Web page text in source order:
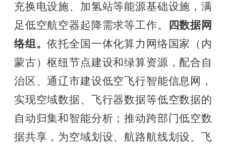
充换电设施、加氢站等能源基础设施，满
足低空航空器起降需求等工作。
四数据网
络组。依托全国一体化算力网络国家（内
蒙古）枢纽节点建设和绿算资源，配合自
治区、通辽市建设低空飞行智能信息网，
实现空域数据、飞行器数据等低空数据的
自动归集和智能分析；推动跨部门低空数
据共享，为空域划设、航路航线划设、飞